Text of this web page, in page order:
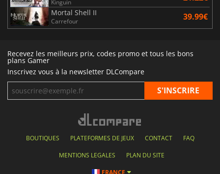
Kinguin
Mortal Shell II
Carrefour 39.99€
Recevez les meilleurs prix, codes promo et tous les bons
plans Gamer
Inscrivez vous à la newsletter DLCompare
BOUTIQUES PLATEFORMES DE JEUX CONTACT FAQ
MENTIONS LEGALES PLAN DU SITE
FRANCE